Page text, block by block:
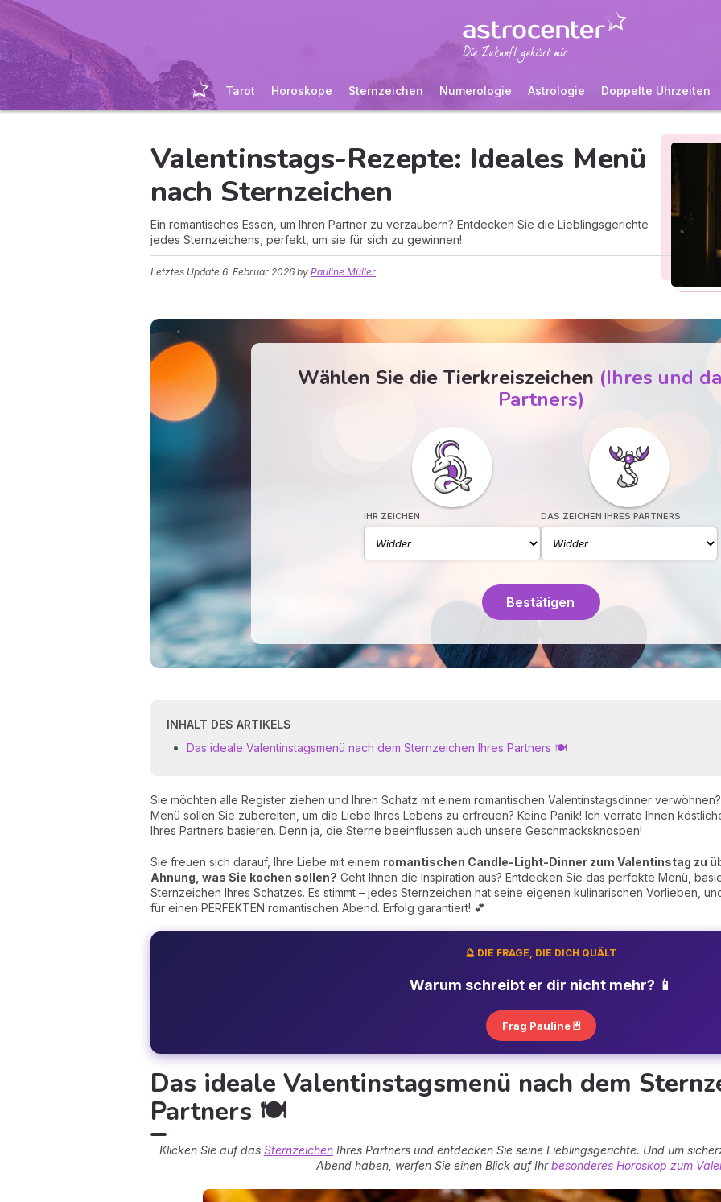
Tarot Horoskope Sternzeichen Numerologie Astrologie Doppelte Uhrzeiten
Valentinstags-Rezepte: Ideales Menü
nach Sternzeichen
Ein romantisches Essen, um Ihren Partner zu verzaubern? Entdecken Sie die Lieblingsgerichte
jedes Sternzeichens, perfekt, um sie für sich zu gewinnen!
Letztes Update 6. Februar 2026 by Pauline Müller
Wählen Sie die Tierkreiszeichen (Ihres und
Partners)
IHR ZEICHEN DAS ZEICHEN IHRES PARTNERS
Bestätigen
INHALT DES ARTIKELS
Das ideale Valentinstagsmenü nach dem Sternzeichen Ihres Partners 🍽️
Sie möchten alle Register ziehen und Ihren Schatz mit einem romantischen Valentinstagsdinner
Menü sollen Sie zubereiten, um die Liebe Ihres Lebens zu erfreuen? Keine Panik! Ich verrate Ihnen
Ihres Partners basieren. Denn ja, die Sterne beeinflussen auch unsere Geschmacksknospen!
Sie freuen sich darauf, Ihre Liebe mit einem romantischen Candle-Light-Dinner zum Valentinstag zu
Ahnung, was Sie kochen sollen? Geht Ihnen die Inspiration aus? Entdecken Sie das perfekte Menü,
Sternzeichen Ihres Schatzes. Es stimmt – jedes Sternzeichen hat seine eigenen kulinarischen Vorlieben,
für einen PERFEKTEN romantischen Abend. Erfolg garantiert! 💕
🔮 DIE FRAGE, DIE DICH QUÄLT
Warum schreibt er dir nicht mehr? 📱
Frag Pauline 🃏
Das ideale Valentinstagsmenü nach dem
Partners 🍽️
Klicken Sie auf das Sternzeichen Ihres Partners und entdecken Sie seine Lieblingsgerichte. Und um
Abend haben, werfen Sie einen Blick auf Ihrbesonderes Horoskop zum